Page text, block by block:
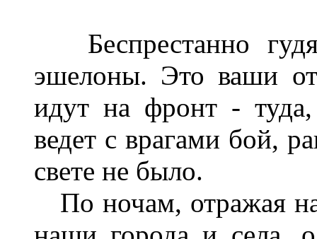
Беспрестанно
эшелоны. Это ваши
идут на фронт -
ведет с врагами бой,
свете не было.
По ночам, отражая